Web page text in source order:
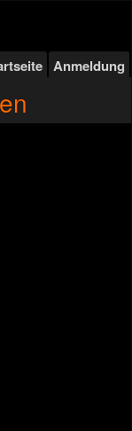
Anmeldung